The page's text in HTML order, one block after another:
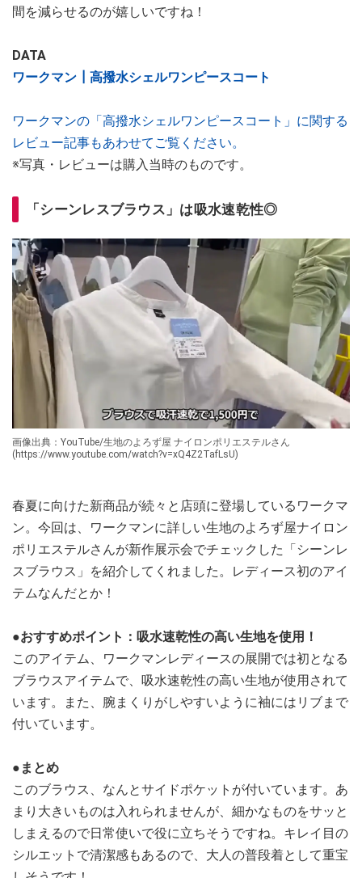
間を減らせるのが嬉しいですね！
DATA
ワークマン┃高撥水シェルワンピースコート
ワークマンの「高撥水シェルワンピースコート」に関する
レビュー記事もあわせてご覧ください。
※写真・レビューは購入当時のものです。
「シーンレスブラウス」は吸水速乾性◎
画像出典：YouTube/生地のよろず屋 ナイロンポリエステルさん
(https://www.youtube.com/watch?v=xQ4Z2TafLsU)
春夏に向けた新商品が続々と店頭に登場しているワークマ
ン。今回は、ワークマンに詳しい生地のよろず屋ナイロン
ポリエステルさんが新作展示会でチェックした「シーンレ
スブラウス」を紹介してくれました。レディース初のアイ
テムなんだとか！
●おすすめポイント：吸水速乾性の高い生地を使用！
このアイテム、ワークマンレディースの展開では初となる
ブラウスアイテムで、吸水速乾性の高い生地が使用されて
います。また、腕まくりがしやすいように袖にはリブまで
付いています。
●まとめ
このブラウス、なんとサイドポケットが付いています。あ
まり大きいものは入れられませんが、細かなものをサッと
しまえるので日常使いで役に立ちそうですね。キレイ目の
シルエットで清潔感もあるので、大人の普段着として重宝